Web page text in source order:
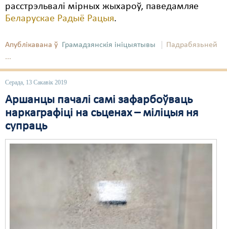
расстрэльвалі мірных жыхароў, паведамляе
Беларускае Радыё Рацыя.
Апублікавана ў Грамадзянскія ініцыятывы
Падрабязьней
...
Серада, 13 Сакавік 2019
Аршанцы пачалі самі зафарбоўваць
наркаграфіці на сьценах – міліцыя ня
супраць